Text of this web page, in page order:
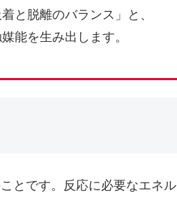
と脱離のバランス」と、
能を生み出します。
とです。反応に必要なエネル